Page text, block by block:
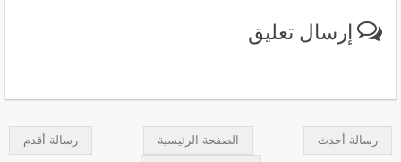
إرسال تعليق
رسالة أحدث رسالة أقدم الصفحة الرئيسية